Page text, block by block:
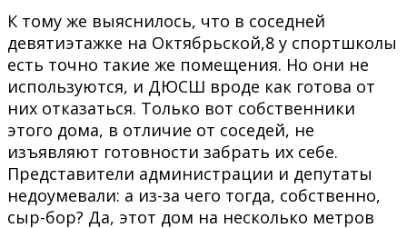
К тому же выяснилось, что в соседней
девятиэтажке на Октябрьской,8 у спортшколы
есть точно такие же помещения. Но они не
используются, и ДЮСШ вроде как готова от
них отказаться. Только вот собственники
этого дома, в отличие от соседей, не
изъявляют готовности забрать их себе.
Представители администрации и депутаты
недоумевали: а из-за чего тогда, собственно,
сыр-бор? Да, этот дом на несколько метров